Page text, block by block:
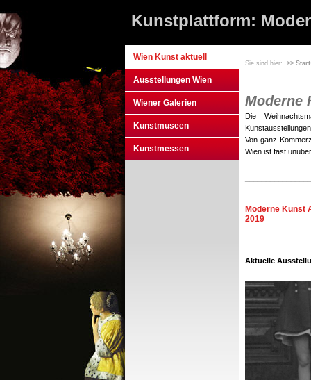
Kunstplattform:
Wien Kunst aktuell
Ausstellungen Wien
Wiener Galerien
Kunstmuseen
Kunstmessen
Sie sind hier: >>
Moderne
Die
Von ganz
Wien ist fast
Moderne Kunst
2019
Aktuelle